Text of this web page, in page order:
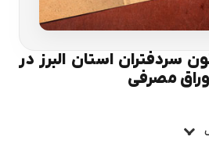
سردفتران استان البرز در
مصرفی